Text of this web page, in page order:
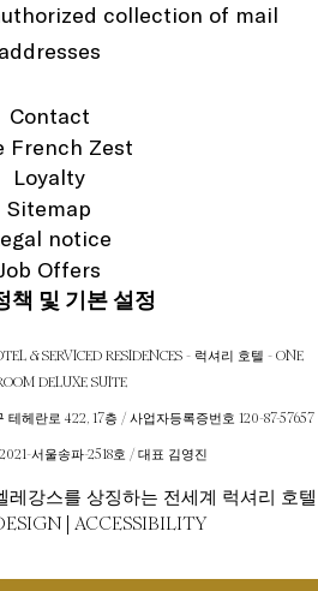
collection of mail
addresses
Contact
French Zest
Loyalty
Sitemap
notice
Offers
책 및 기본 설정
& SERVICED RESIDENCES - 럭셔리 호텔 - ONE
DELUXE SUITE
헤란로 422, 17층 / 사업자등록증번호 120-87-57657
서울송파-2518호 / 대표 김영진
강스를 상징하는 전세계 럭셔리 호텔
| ACCESSIBILITY